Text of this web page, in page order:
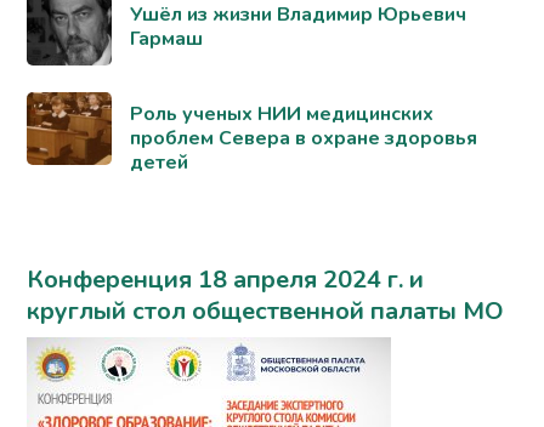
Ушёл из жизни Владимир Юрьевич
Гармаш
Роль ученых НИИ медицинских
проблем Севера в охране здоровья
детей
Конференция 18 апреля 2024 г. и
круглый стол общественной палаты МО